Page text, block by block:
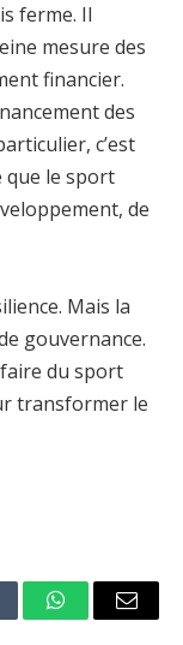
ferme. Il
mesure des
financier.
des
c’est
que le sport
de
Mais la
gouvernance.
faire du sport
transformer le
WhatsAppEmail